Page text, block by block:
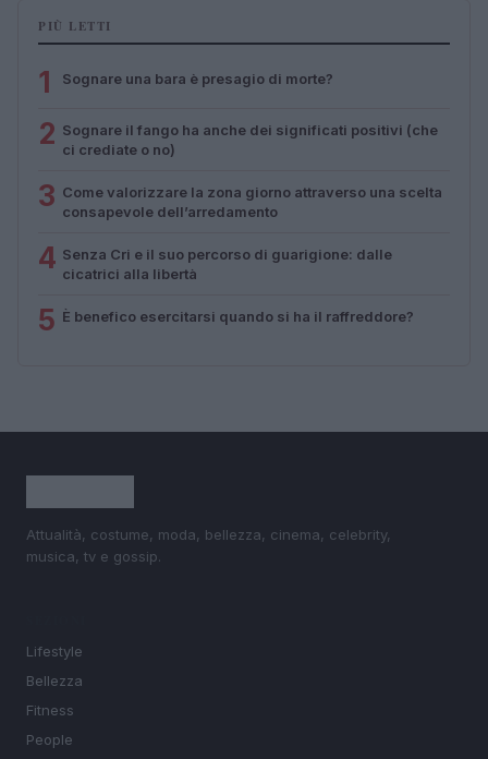
PIÙ LETTI
1 Sognare una bara è presagio di morte?
2 Sognare il fango ha anche dei significati positivi (che
ci crediate o no)
3 Come valorizzare la zona giorno attraverso una scelta
consapevole dell’arredamento
4 Senza Cri e il suo percorso di guarigione: dalle
cicatrici alla libertà
5 È benefico esercitarsi quando si ha il raffreddore?
Attualità, costume, moda, bellezza, cinema, celebrity,
musica, tv e gossip.
Lifestyle
Bellezza
Fitness
People